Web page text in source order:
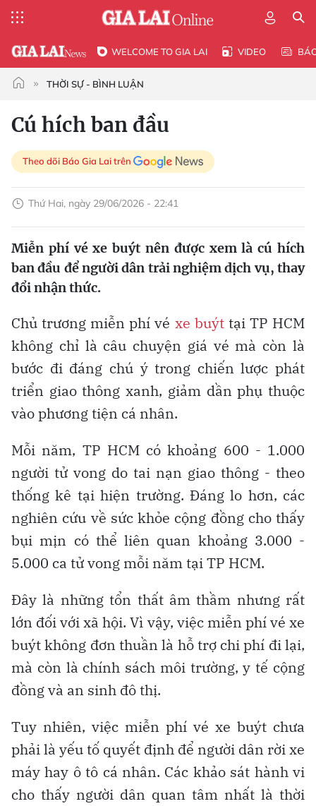
WELCOME TO GIA LAI VIDEO
THỜI SỰ - BÌNH LUẬN
Cú hích ban đầu
Theo dõi Báo Gia Lai trên
Thứ Hai, ngày 29/06/2026 - 22:41
Miễn phí vé xe buýt nên được xem là cú hích
ban đầu để người dân trải nghiệm dịch vụ, thay
đổi nhận thức.
Chủ trương miễn phí vé xe buýttại TP HCM
không chỉ là câu chuyện giá vé mà còn là
bước đi đáng chú ý trong chiến lược phát
triển giao thông xanh, giảm dần phụ thuộc
vào phương tiện cá nhân.
Mỗi năm, TP HCM có khoảng 600 - 1.000
người tử vong do tai nạn giao thông - theo
thống kê tại hiện trường. Đáng lo hơn, các
nghiên cứu về sức khỏe cộng đồng cho thấy
bụi mịn có thể liên quan khoảng 3.000 -
5.000 ca tử vong mỗi năm tại TP HCM.
Đây là những tổn thất âm thầm nhưng rất
lớn đối với xã hội. Vì vậy, việc miễn phí vé xe
buýt không đơn thuần là hỗ trợ chi phí đi lại,
mà còn là chính sách môi trường, y tế cộng
đồng và an sinh đô thị.
Tuy nhiên, việc miễn phí vé xe buýt chưa
phải là yếu tố quyết định để người dân rời xe
máy hay ô tô cá nhân. Các khảo sát hành vi
cho thấy người dân quan tâm nhất là thời